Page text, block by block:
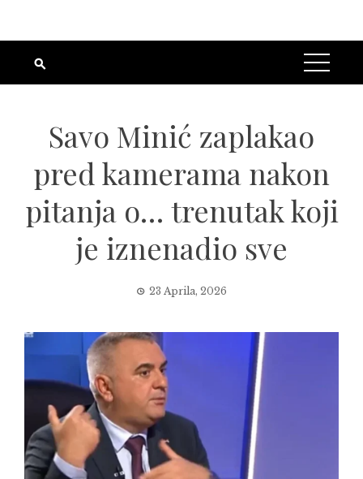
Savo Minić zaplakao
pred kamerama nakon
pitanja o… trenutak koji
je iznenadio sve
23 Aprila, 2026